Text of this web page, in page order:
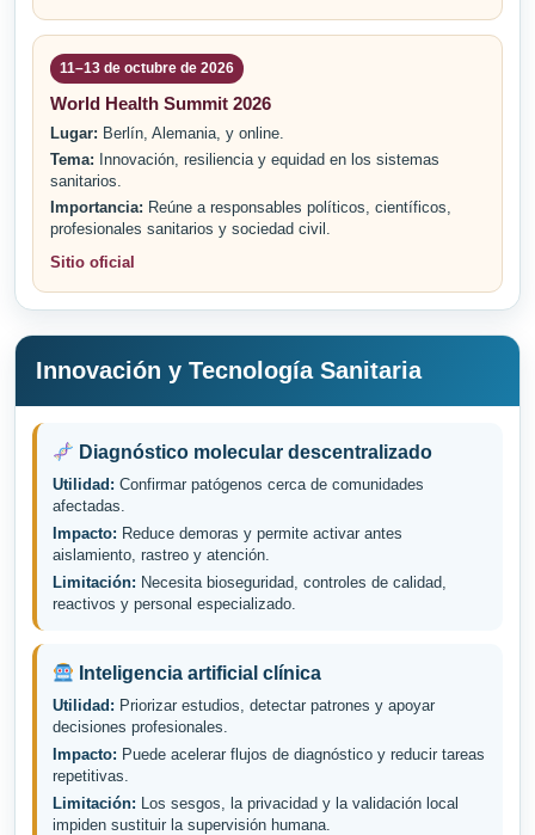
11–13 de octubre de 2026
World Health Summit 2026
Lugar: Berlín, Alemania, y online.
Tema: Innovación, resiliencia y equidad en los sistemas
sanitarios.
Importancia: Reúne a responsables políticos, científicos,
profesionales sanitarios y sociedad civil.
Sitio oficial
Innovación y Tecnología Sanitaria
Diagnóstico molecular descentralizado
Utilidad: Confirmar patógenos cerca de comunidades
afectadas.
Impacto: Reduce demoras y permite activar antes
aislamiento, rastreo y atención.
Limitación: Necesita bioseguridad, controles de calidad,
reactivos y personal especializado.
Inteligencia artificial clínica
Utilidad: Priorizar estudios, detectar patrones y apoyar
decisiones profesionales.
Impacto: Puede acelerar flujos de diagnóstico y reducir tareas
repetitivas.
Limitación: Los sesgos, la privacidad y la validación local
impiden sustituir la supervisión humana.